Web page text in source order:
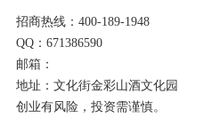
招商热线：400-189-1948
QQ：671386590
邮箱：
地址：文化街金彩山酒文化园
创业有风险，投资需谨慎。